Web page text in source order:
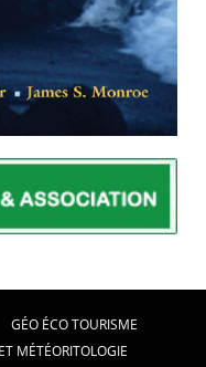
GÉO ÉCO TOURISME
MÉTÉORITOLOGIE